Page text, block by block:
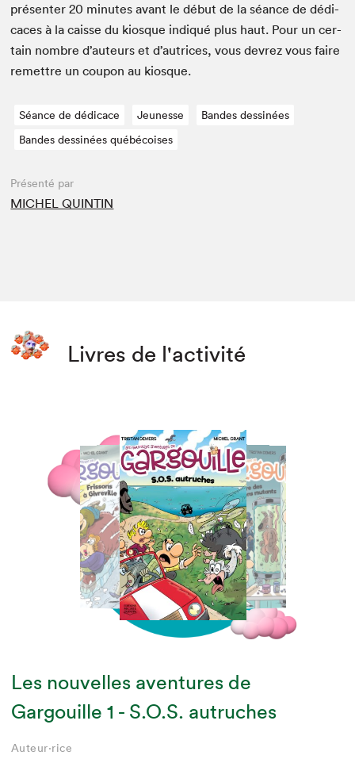
présen­ter20 min­utes avant le début de la séance de dédi­
caces à la caisse du kiosque indiqué plus haut. Pour un cer­
tain nom­bre d’auteurs et d’autrices, vous devrez vous faire
remet­tre un coupon au kiosque.
Séance de dédicace Jeunesse
Bandes dessinées
Bandes dessinées québécoises
Présenté par
MICHEL QUINTIN
Livres de l'activité
Auteur·rice
Auteur·rice
Auteur·rice
Les nouvelles aventures de
Gargouille 1 - S.O.S. autruches
Auteur·rice
Auteur·rice
Auteur·rice
Auteur·rice
Auteur·rice
Auteur·rice